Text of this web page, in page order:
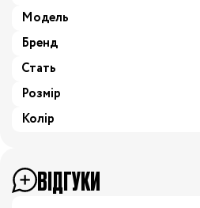
Модель
Бренд
Стать
Розмір
Колір
ВІДГУКИ